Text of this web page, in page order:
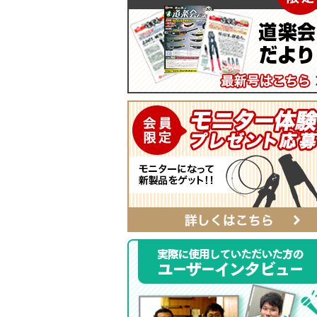
電工ジョイント
自動ポンチ
全ネジレンチ・ソケット
LEDライト
カチッとホルダー
SmartShuttoシリーズ
ソフトフィットシリーズ
SmartEdgeシリーズ
ハイクオリティ・レザーシリーズ
レザーシリーズ ナチュラル&ブラック
タイプ
ベルト
αシリーズ
タフロン電工ポケット
ハンマーホルダー